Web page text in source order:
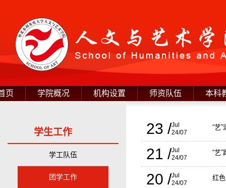
页 学院概况 机构设置 师资队伍 本科
学生工作
学工队伍
团学工作
23 /Jul
24/07
“艺
21 /Jul
24/07
“艺
20 /Jul
24/07
红